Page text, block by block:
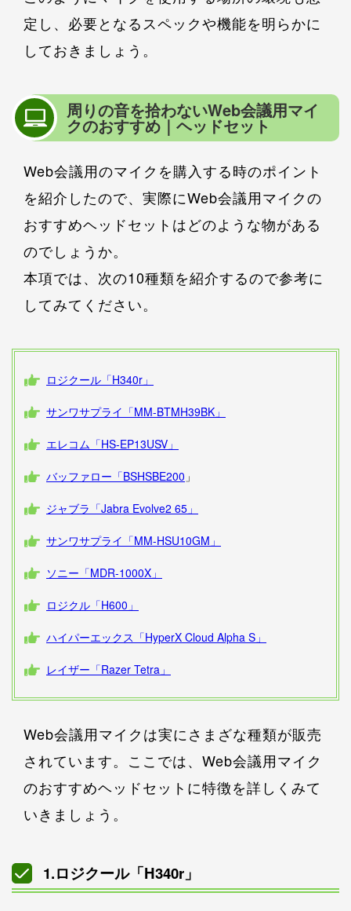
定し、必要となるスペックや機能を明らかに
しておきましょう。
周りの音を拾わないWeb会議用マイ
クのおすすめ｜ヘッドセット
Web会議用のマイクを購入する時のポイント
を紹介したので、実際にWeb会議用マイクの
おすすめヘッドセットはどのような物がある
のでしょうか。
本項では、次の10種類を紹介するので参考に
してみてください。
ロジクール「H340r」
サンワサプライ「MM-BTMH39BK」
エレコム「HS-EP13USV」
バッファロー「BSHSBE200 」
ジャブラ「Jabra Evolve2 65」
サンワサプライ「MM-HSU10GM」
ソニー「MDR-1000X」
ロジクル「H600」
ハイパーエックス「HyperX Cloud Alpha S」
レイザー「Razer Tetra」
Web会議用マイクは実にさまざな種類が販売
されています。ここでは、Web会議用マイク
のおすすめヘッドセットに特徴を詳しくみて
いきましょう。
1.ロジクール「H340r」